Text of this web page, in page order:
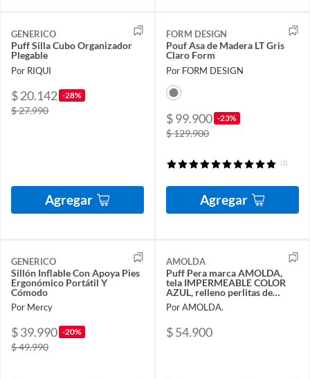
GENERICO
Puff Silla Cubo Organizador
Plegable
Por RIQUI
$ 20.142 -28%
$ 27.990
Agregar
FORM DESIGN
Pouf Asa de Madera LT Gris
Claro Form
Por FORM DESIGN
$ 99.900 -23%
$ 129.900
(1)
Agregar
GENERICO
Sillón Inflable Con Apoya Pies
Ergonómico Portátil Y
Cómodo
Por Mercy
$ 39.990 -20%
$ 49.990
AMOLDA
Puff Pera marca AMOLDA,
tela IMPERMEABLE COLOR
AZUL, relleno perlitas de
plumavit.
Por AMOLDA.
$ 54.900